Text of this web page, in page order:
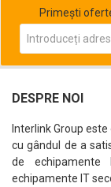
Primești
DESPRE NOI
Interlink Group
cu gândul de a
de echipamente
echipamente IT